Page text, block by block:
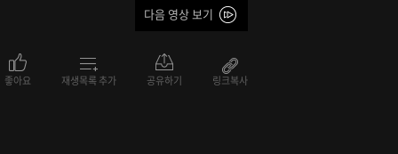
다음 영상 보기
좋아요 재생목록 추가 공유하기 링크복사